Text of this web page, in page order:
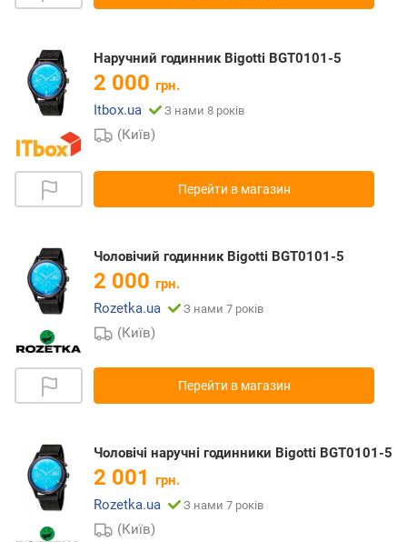
Наручний годинник Bigotti BGT0101-5
2 000 грн.
Itbox.ua
З нами 8 років
(Київ)
Перейти в магазин
Чоловічий годинник Bigotti BGT0101-5
2 000 грн.
Rozetka.ua
З нами 7 років
(Київ)
Перейти в магазин
Чоловічі наручні годинники Bigotti BGT0101-5
2 001 грн.
Rozetka.ua
З нами 7 років
(Київ)